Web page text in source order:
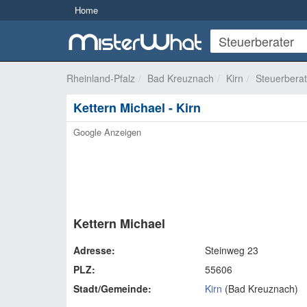
Home
Rheinland-Pfalz Bad Kreuznach Kirn
Kettern Michael - Kirn
Google Anzeigen
Kettern Michael
Adresse:
Steinweg 23
PLZ:
55606
Stadt/Gemeinde:
Kirn (Bad Kreuznach)